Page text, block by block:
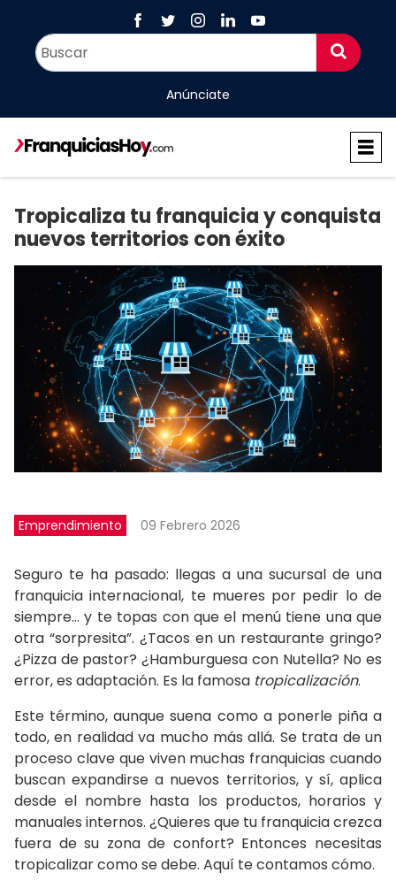
Anúnciate
Tropicaliza tu franquicia y conquista
nuevos territorios con éxito
Emprendimiento 09 Febrero 2026
Seguro te ha pasado: llegas a una sucursal de una
franquicia internacional, te mueres por pedir lo de
siempre… y te topas con que el menú tiene una que
otra “sorpresita”. ¿Tacos en un restaurante gringo?
¿Pizza de pastor? ¿Hamburguesa con Nutella? No es
error, es adaptación. Es la famosa tropicalización.
Este término, aunque suena como a ponerle piña a
todo, en realidad va mucho más allá. Se trata de un
proceso clave que viven muchas franquicias cuando
buscan expandirse a nuevos territorios, y sí, aplica
desde el nombre hasta los productos, horarios y
manuales internos. ¿Quieres que tu franquicia crezca
fuera de su zona de confort? Entonces necesitas
tropicalizar como se debe. Aquí te contamos cómo.